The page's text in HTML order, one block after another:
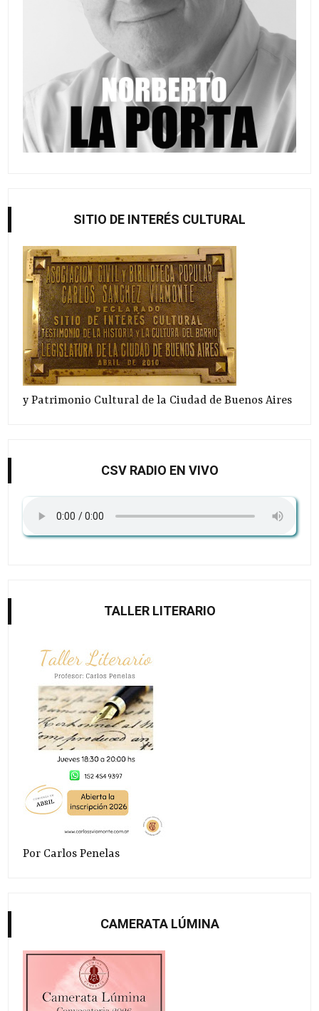
SITIO DE INTERÉS CULTURAL
y Patrimonio Cultural de la Ciudad de Buenos Aires
CSV RADIO EN VIVO
TALLER LITERARIO
Por Carlos Penelas
CAMERATA LÚMINA